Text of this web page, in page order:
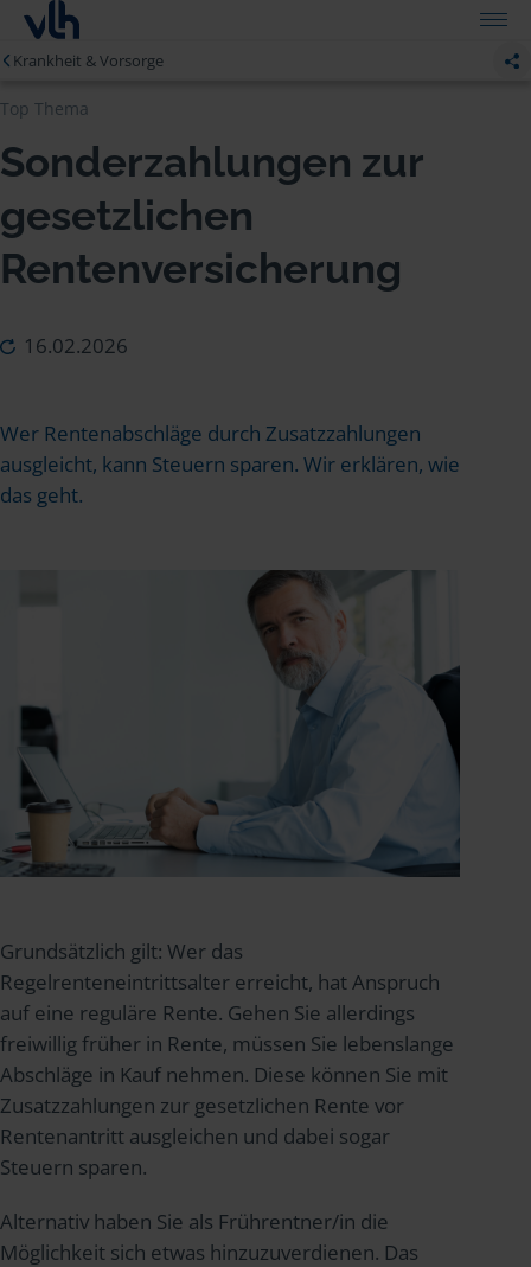
Krankheit & Vorsorge
Top Thema
Sonderzahlungen zur
gesetzlichen
Rentenversicherung
16.02.2026
Wer Rentenabschläge durch Zusatzzahlungen
ausgleicht, kann Steuern sparen. Wir erklären, wie
das geht.
Grundsätzlich gilt: Wer das
Regelrenteneintrittsalter erreicht, hat Anspruch
auf eine reguläre Rente. Gehen Sie allerdings
freiwillig früher in Rente, müssen Sie lebenslange
Abschläge in Kauf nehmen. Diese können Sie mit
Zusatzzahlungen zur gesetzlichen Rente vor
Rentenantritt ausgleichen und dabei sogar
Steuern sparen.
Alternativ haben Sie als Frührentner/in die
Möglichkeit sich etwas hinzuzuverdienen. Das